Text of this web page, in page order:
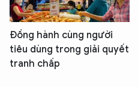
Đồng hành cùng người
tiêu dùng trong giải quyết
tranh chấp